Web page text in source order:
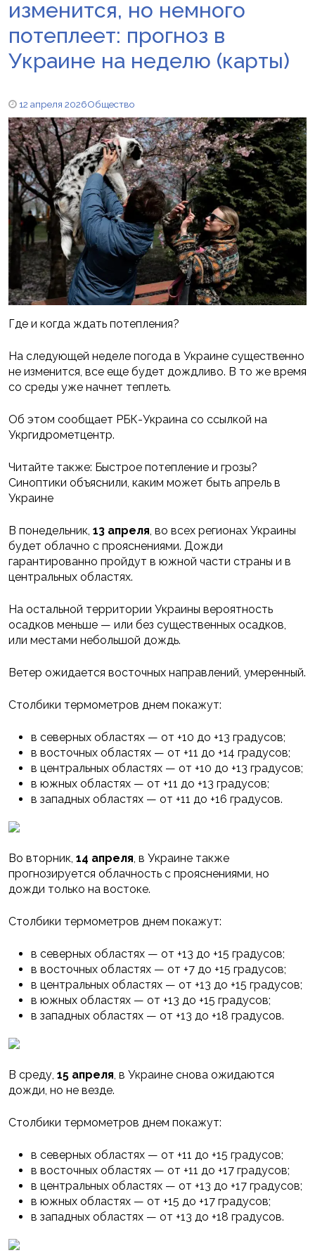
изменится, но немного
потеплеет: прогноз в
Украине на неделю (карты)
12 апреля 2026Общество
Где и когда ждать потепления?
На следующей неделе погода в Украине существенно
не изменится, все еще будет дождливо. В то же время
со среды уже начнет теплеть.
Об этом сообщает РБК-Украина со ссылкой на
Укргидрометцентр.
Читайте также: Быстрое потепление и грозы?
Синоптики объяснили, каким может быть апрель в
Украине
В понедельник, 13 апреля, во всех регионах Украины
будет облачно с прояснениями. Дожди
гарантированно пройдут в южной части страны и в
центральных областях.
На остальной территории Украины вероятность
осадков меньше — или без существенных осадков,
или местами небольшой дождь.
Ветер ожидается восточных направлений, умеренный.
Столбики термометров днем покажут:
в северных областях — от +10 до +13 градусов;
в восточных областях — от +11 до +14 градусов;
в центральных областях — от +10 до +13 градусов;
в южных областях — от +11 до +13 градусов;
в западных областях — от +11 до +16 градусов.
Во вторник, 14 апреля, в Украине также
прогнозируется облачность с прояснениями, но
дожди только на востоке.
Столбики термометров днем покажут:
в северных областях — от +13 до +15 градусов;
в восточных областях — от +7 до +15 градусов;
в центральных областях — от +13 до +15 градусов;
в южных областях — от +13 до +15 градусов;
в западных областях — от +13 до +18 градусов.
В среду, 15 апреля, в Украине снова ожидаются
дожди, но не везде.
Столбики термометров днем покажут:
в северных областях — от +11 до +15 градусов;
в восточных областях — от +11 до +17 градусов;
в центральных областях — от +13 до +17 градусов;
в южных областях — от +15 до +17 градусов;
в западных областях — от +13 до +18 градусов.